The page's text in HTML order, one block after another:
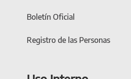
Boletín Oficial
Registro de las Personas